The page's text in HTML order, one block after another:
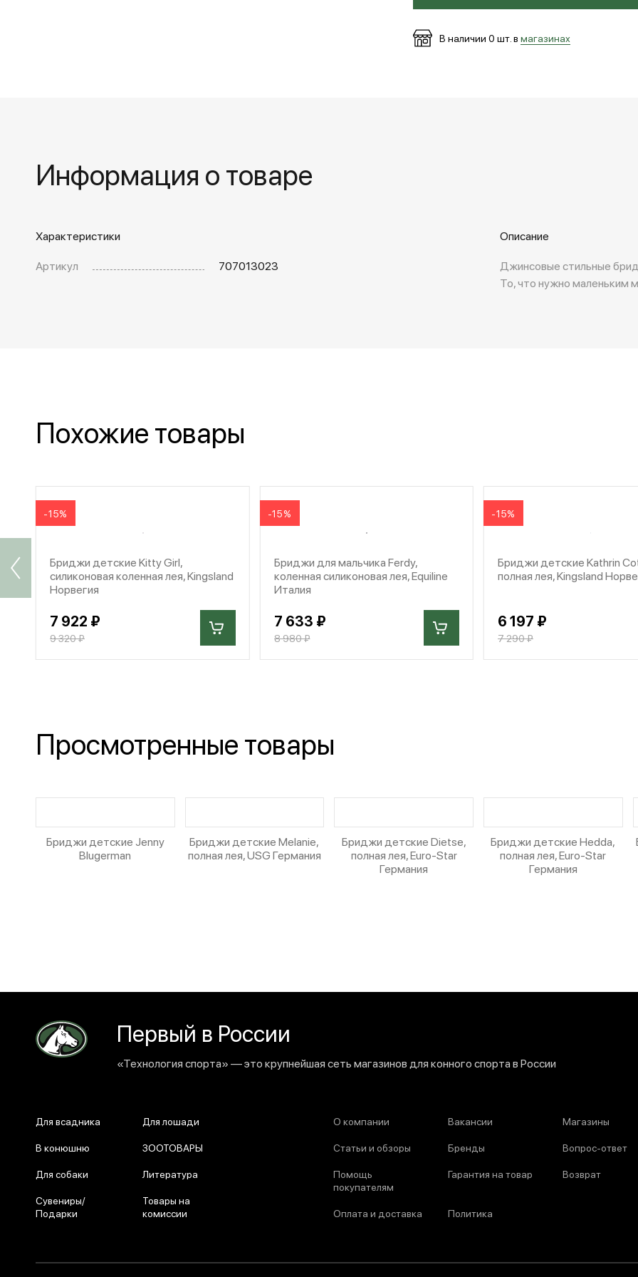
В наличии 0 шт. в магазинах
Информация о товаре
Характеристики
Артикул
707013023
Описание
Джинсовые стильные
То, что нужно маленьким
Похожие товары
-15%
Бриджи детские Kitty Girl,
силиконовая коленная лея, Kingsland
Норвегия
7 922 ₽
9 320 ₽
-15%
Бриджи для мальчика Ferdy,
коленная силиконовая лея, Equiline
Италия
7 633 ₽
8 980 ₽
-15%
Бриджи детские Kathrin
полная лея, Kingsland
6 197 ₽
7 290 ₽
Просмотренные товары
Бриджи детские Jenny
Blugerman
Бриджи детские Melanie,
полная лея, USG Германия
Бриджи детские Dietse,
полная лея, Euro-Star
Германия
Бриджи детские Hedda,
полная лея, Euro-Star
Германия
Первый в России
«Технология спорта» — это крупнейшая сеть магазинов для конного спорта в России
Для всадника Для лошади
В конюшню ЗООТОВАРЫ
Для собаки Литература
Сувениры/
Подарки
Товары на
комиссии
О компании Вакансии Магазины
Статьи и обзоры Бренды Вопрос-ответ
Помощь
покупателям
Гарантия на товар Возврат
Оплата и доставка Политика